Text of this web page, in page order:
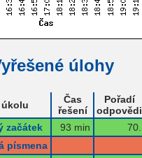
úlohy
úkolu
Čas
řešení
Pořadí
odpovědi
začátek 93 min 70.
písmena